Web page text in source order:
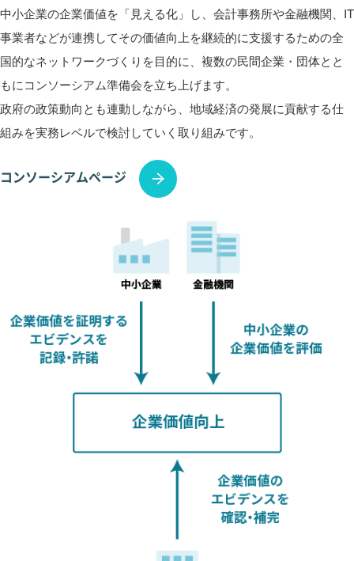
中小企業の企業価値を「見える化」し、会計事務所や金融機関、IT
事業者などが連携してその価値向上を継続的に支援するための全
国的なネットワークづくりを目的に、複数の民間企業・団体とと
もにコンソーシアム準備会を立ち上げます。
政府の政策動向とも連動しながら、地域経済の発展に貢献する仕
組みを実務レベルで検討していく取り組みです。
コンソーシアムページ